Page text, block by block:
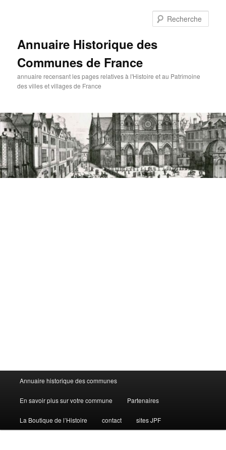
Annuaire Historique des
Communes de France
annuaire recensant les pages relatives à l'Histoire et au Patrimoine
des villes et villages de France
principal
Annuaire historique des communes
En savoir plus sur votre commune Partenaires
La Boutique de l’Histoire contact sites JPF